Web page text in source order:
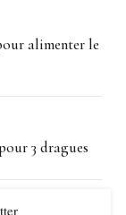
alimenter le
3 dragues